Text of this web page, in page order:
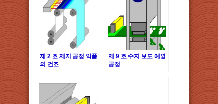
제 2 호 제지 공정 약품
의 건조
제 9 호 수지 보도 예열
공정